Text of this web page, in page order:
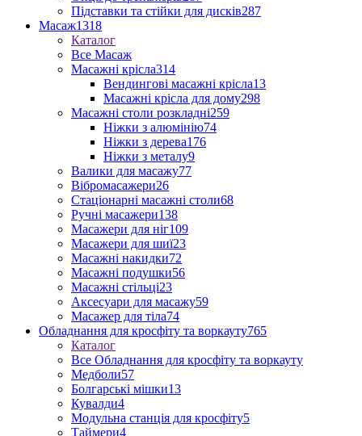
Підставки та стійки для дисків287
Масаж1318
Каталог
Все Масаж
Масажні крісла314
Вендингові масажні крісла13
Масажні крісла для дому298
Масажні столи розкладні259
Ніжки з алюмінію74
Ніжки з дерева176
Ніжки з металу9
Валики для масажу77
Вібромасажери26
Стаціонарні масажні столи68
Ручні масажери138
Масажери для ніг109
Масажери для шиї23
Масажні накидки72
Масажні подушки56
Масажні стільці23
Аксесуари для масажу59
Масажер для тіла74
Обладнання для кросфіту та воркауту765
Каталог
Все Обладнання для кросфіту та воркауту
Медболи57
Болгарські мішки13
Кувалди4
Модульна станція для кросфіту5
Таймери4